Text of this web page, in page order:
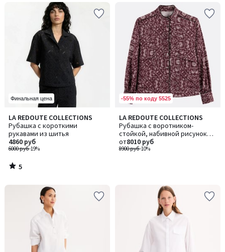
Финальная цена
LA REDOUTE COLLECTIONS
Рубашка с короткими
рукавами из шитья
6000 руб-19%
4860 руб
5
/
5
5
/
-55% по коду 5525
LA REDOUTE COLLECTIONS
Рубашка с воротником-
стойкой, набивной рисунок
пейсли
8900 руб-10%
от8010 руб